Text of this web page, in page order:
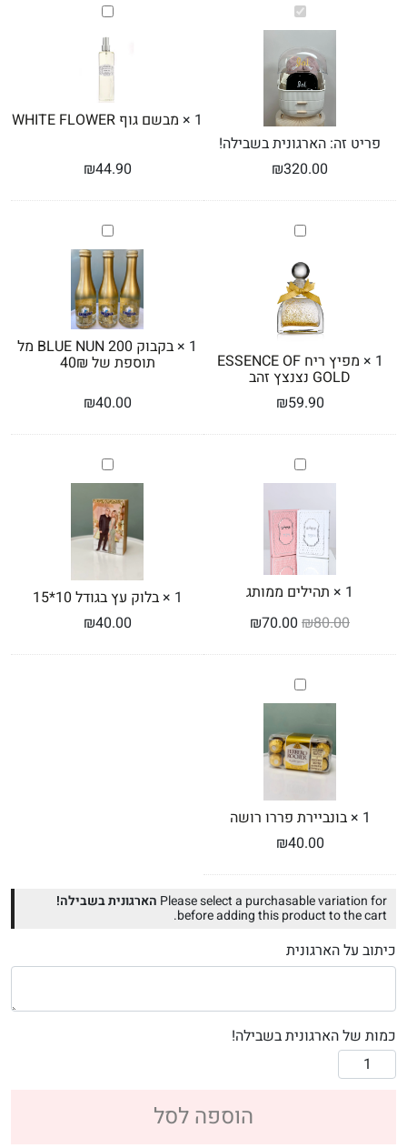
הארגונית
בשבילה!
פריט זה: הארגונית בשבילה!
₪320.00
מבשם
WHITE
FLOWER
1
× מבשם גוף WHITE FLOWER
₪44.90
מפיץ
ESSENCE
OF
GOLD
נצנצץ
זהב
1
× מפיץ ריח ESSENCE OF
GOLD נצנצץ זהב
₪59.90
בקבוק
BLUE
NUN
200
מל
תוספת
של
40₪ 1
× בקבוק BLUE NUN 200 מל
תוספת של 40₪
₪40.00
תהילים
ממותג
1
× תהילים ממותג
₪80.00
₪70.00
בלוק
עץ
בגודל
10*15
1
×בלוק עץ בגודל 10*15
₪40.00
בונביירת
פררו
1
×בונביירת פררו רושה
₪40.00
Please select a purchasable variation for הארגונית בשבילה!
before adding this product to the cart.
כיתוב על הארגונית
כמות של הארגונית בשבילה!
הוספה לסל